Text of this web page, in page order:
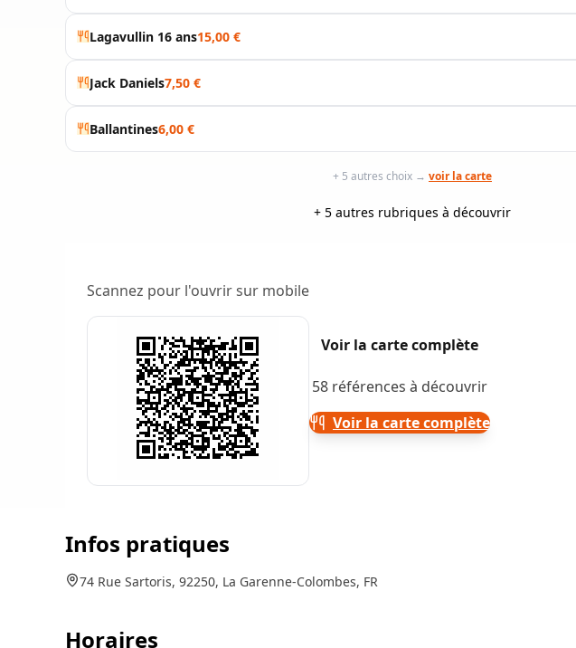
Lagavullin 16 ans15,00 €
Jack Daniels7,50 €
Ballantines6,00 €
+ 5 autres choix → voir la carte
+ 5 autres rubriques à découvrir
Scannez pour l'ouvrir sur mobile
Voir la carte complète
58 références à découvrir
Voir la carte complète
Infos pratiques
74 Rue Sartoris, 92250, La Garenne-Colombes, FR
Horaires